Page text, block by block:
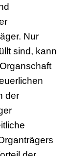
Nur
sind, kann
der